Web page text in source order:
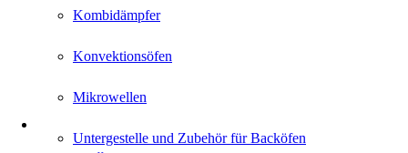
Kombidämpfer
Konvektionsöfen
Mikrowellen
Untergestelle und Zubehör für Backöfen